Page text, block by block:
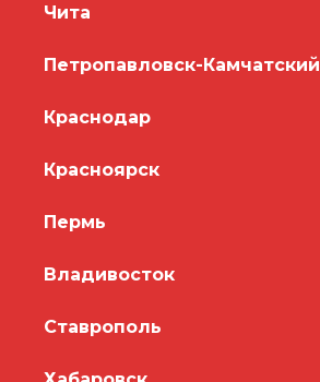
Чита
Петропавловск-Камчатский
Краснодар
Красноярск
Пермь
Владивосток
Ставрополь